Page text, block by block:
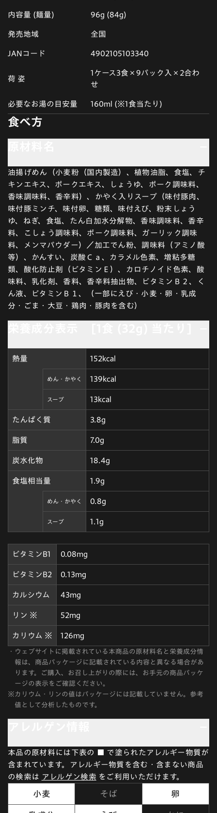
内容量 (麺量) 96g (84g)
発売地域 全国
JANコード 4902105103340
荷 姿
1ケース3食×9パック入×2合わ
せ
必要なお湯の目安量 160ml (※1食当たり)
食べ方
油揚げめん（小麦粉（国内製造）、植物油脂、食塩、チ
キンエキス、ポークエキス、しょうゆ、ポーク調味料、
香味調味料、香辛料）、かやく入りスープ（味付豚肉、
味付豚ミンチ、味付卵、糖類、味付えび、粉末しょう
ゆ、ねぎ、食塩、たん白加水分解物、香味調味料、香辛
料、こしょう調味料、ポーク調味料、ガーリック調味
料、メンマパウダー）／加工でん粉、調味料（アミノ酸
等）、かんすい、炭酸Ｃａ、カラメル色素、増粘多糖
類、酸化防止剤（ビタミンＥ）、カロチノイド色素、酸
味料、乳化剤、香料、香辛料抽出物、ビタミンＢ２、く
ん液、ビタミンＢ１、（一部にえび・小麦・卵・乳成
分・ごま・大豆・鶏肉・豚肉を含む）
熱量 152kcal
めん・かやく 139kcal
スープ 13kcal
たんぱく質 3.8g
脂質 7.0g
炭水化物 18.4g
食塩相当量 1.9g
めん・かやく 0.8g
スープ 1.1g
ビタミンB1 0.08mg
ビタミンB2 0.13mg
カルシウム 43mg
リン ※ 52mg
カリウム ※ 126mg
・ ウェブサイトに掲載されている本商品の原材料名と栄養成分情
報は、商品パッケージに記載されている内容と異なる場合があ
ります。ご購入、お召し上がりの際には、お手元の商品パッケ
ージの表示をご確認ください。
※ カリウム・リンの値はパッケージには記載していません。参考
値として分析したものです。
本品の原材料には下表の ■ で塗られたアレルギー物質が
含まれています。アレルギー物質を含む・含まない商品
の検索は アレルゲン検索 をご利用いただけます。
小麦 そば 卵